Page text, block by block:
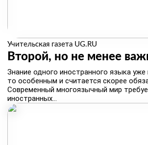
Учительская газета UG.RU
Второй, но не менее
Знание одного иностранного языка уже
то особенным и считается скорее
Современный многоязычный мир
иностранных...